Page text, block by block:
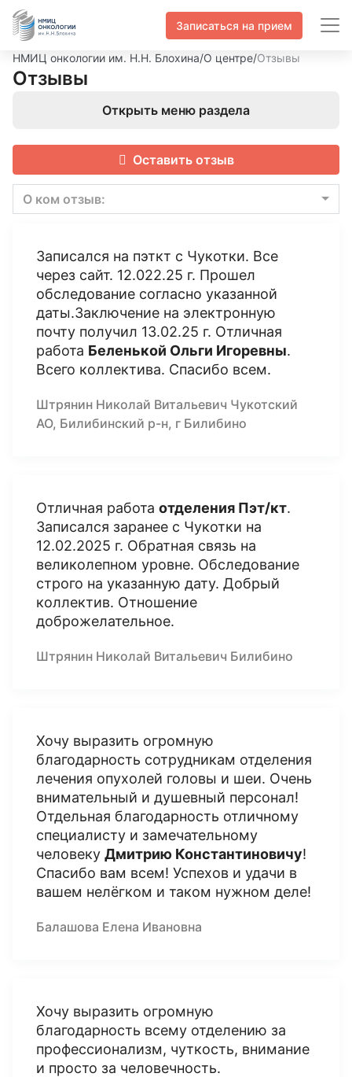
Записаться на прием
НМИЦ онкологии им. Н.Н. Блохина/О центре/Отзывы
Отзывы
Открыть меню раздела
Оставить отзыв
О ком отзыв:
Записался на пэткт с Чукотки. Все
через сайт. 12.022.25 г. Прошел
обследование согласно указанной
даты.Заключение на электронную
почту получил 13.02.25 г. Отличная
работа Беленькой Ольги Игоревны.
Всего коллектива. Спасибо всем.
Штрянин Николай Витальевич Чукотский
АО, Билибинский р-н, г Билибино
Отличная работа отделения Пэт/кт.
Записался заранее с Чукотки на
12.02.2025 г. Обратная связь на
великолепном уровне. Обследование
строго на указанную дату. Добрый
коллектив. Отношение
доброжелательное.
Штрянин Николай Витальевич Билибино
Хочу выразить огромную
благодарность сотрудникам отделения
лечения опухолей головы и шеи. Очень
внимательный и душевный персонал!
Отдельная благодарность отличному
специалисту и замечательному
человеку Дмитрию Константиновичу!
Спасибо вам всем! Успехов и удачи в
вашем нелёгком и таком нужном деле!
Балашова Елена Ивановна
Хочу выразить огромную
благодарность всему отделению за
профессионализм, чуткость, внимание
и просто за человечность.